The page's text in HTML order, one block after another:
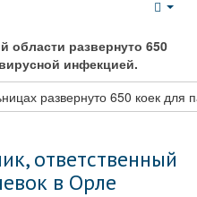
области развернуто 650
инфекцией.
развернуто 650 коек для
ответственный
в Орле